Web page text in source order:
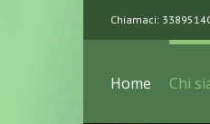
Chiamaci:
Home Chi